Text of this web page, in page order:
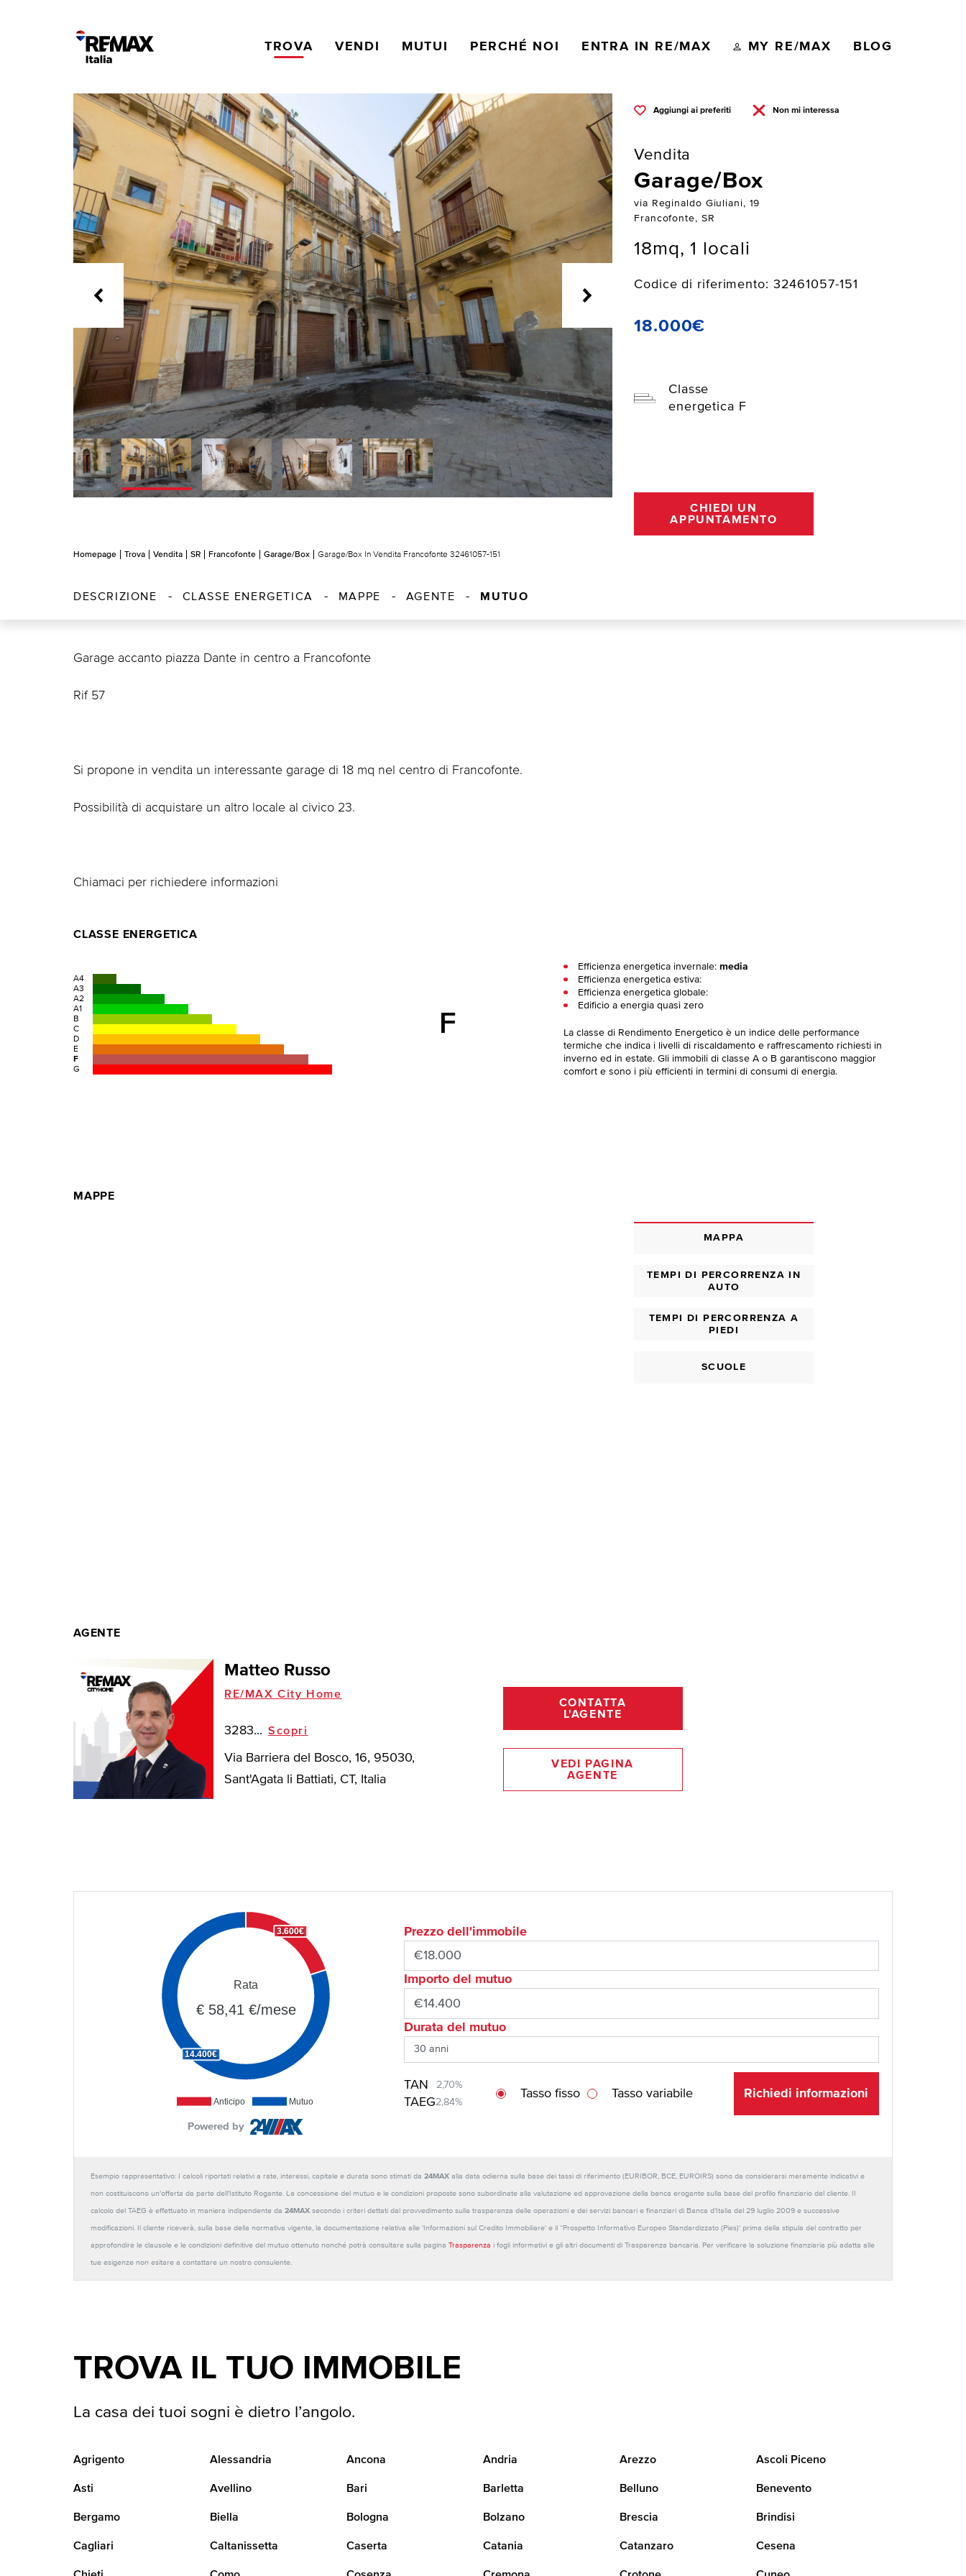
TROVA VENDI MUTUI PERCHÉ NOI ENTRA IN RE/MAX MY RE/MAX BLOG
Aggiungi ai preferiti Non mi interessa
Vendita
Garage/Box
via Reginaldo Giuliani, 19
Francofonte, SR
18mq, 1 locali
Codice di riferimento: 32461057-151
18.000€
Classe
energetica F
CHIEDI UN
APPUNTAMENTO
Homepage Trova Vendita SR Francofonte Garage/Box Garage/Box In Vendita Francofonte 32461057-151
DESCRIZIONE CLASSE ENERGETICA MAPPE AGENTE MUTUO
Garage accanto piazza Dante in centro a Francofonte
Rif 57
Si propone in vendita un interessante garage di 18 mq nel centro di Francofonte.
Possibilità di acquistare un altro locale al civico 23.
Chiamaci per richiedere informazioni
CLASSE ENERGETICA
A4
A3
A2
A1
B
C
D
E
F
G
F
Efficienza energetica invernale:media
Efficienza energetica estiva:
Efficienza energetica globale:
Edificio a energia quasi zero
La classe di Rendimento Energetico è un indice delle performance
termiche che indica i livelli di riscaldamento e raffrescamento richiesti in
inverno ed in estate. Gli immobili di classe A o B garantiscono maggior
comfort e sono i più efficienti in termini di consumi di energia.
MAPPE
MAPPA
TEMPI DI PERCORRENZA IN
AUTO
TEMPI DI PERCORRENZA A
PIEDI
SCUOLE
AGENTE
Matteo Russo
RE/MAX City Home
3283... Scopri
Via Barriera del Bosco, 16, 95030,
Sant'Agata li Battiati, CT, Italia
CONTATTA
L'AGENTE
VEDI PAGINA
AGENTE
Anticipo Mutuo
3.600€
14.400€
Rata
€ 58,41 €/mese
Powered by
Prezzo dell'immobile
Importo del mutuo
Durata del mutuo
TAN 2,70%
TAEG2,84%
Tasso fisso Tasso variabile Richiedi informazioni
Esempio rappresentativo: I calcoli riportati relativi a rate, interessi, capitale e durata sono stimati da 24MAXalla data odierna sulla base dei tassi di riferimento (EURIBOR, BCE, EUROIRS) sono da considerarsi meramente indicativi e
non costituiscono un'offerta da parte dell'Istituto Rogante. La concessione del mutuo e le condizioni proposte sono subordinate alla valutazione ed approvazione della banca erogante sulla base del profilo finanziario del cliente. Il
calcolo del TAEG è effettuato in maniera indipendente da 24MAXsecondo i criteri dettati dal provvedimento sulla trasparenza delle operazioni e dei servizi bancari e finanziari di Banca d'Italia del 29 luglio 2009 e successive
modificazioni. Il cliente riceverà, sulla base della normativa vigente, la documentazione relativa alle 'Informazioni sul Credito Immobiliare' e il “Prospetto Informativo Europeo Standardizzato (Pies)' prima della stipula del contratto per
approfondire le clausole e le condizioni definitive del mutuo ottenuto nonché potrà consultare sulla pagina Trasparenza i fogli informativi e gli altri documenti di Trasparenza bancaria. Per verificare la soluzione finanziaria più adatta alle
tue esigenze non esitare a contattare un nostro consulente.
TROVA IL TUO IMMOBILE
La casa dei tuoi sogni è dietro l’angolo.
Agrigento Alessandria Ancona Andria Arezzo Ascoli Piceno
Asti Avellino Bari Barletta Belluno Benevento
Bergamo Biella Bologna Bolzano Brescia Brindisi
Cagliari Caltanissetta Caserta Catania Catanzaro Cesena